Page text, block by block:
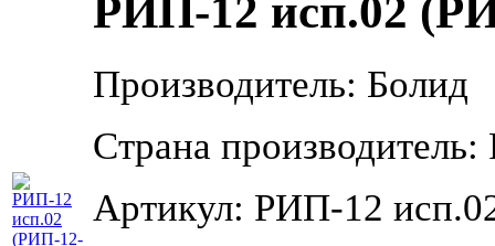
РИП-12 исп.02
Производитель: Болид
Страна производитель:
Артикул: РИП-12